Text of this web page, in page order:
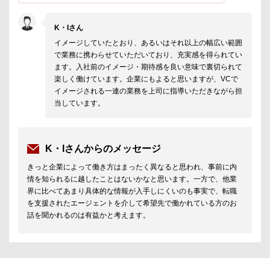
K・Iさん
イメージしていたとおり、あるいはそれ以上の幅広い範囲
で業務に携わらせていただいており、充実感を得られてい
ます。入社前のイメージ・期待感を良い意味で裏切られて
楽しく働けています。企業にもよると思いますが、VCで
イメージされる一連の業務を上司に指導いただきながら担
当しています。
K・Iさんからのメッセージ
きっと企業によって働き方はまったく異なると思われ、事前に内
情を知られるに越したことはないかなと思います。一方で、他業
界に比べてあまり具体的な情報が入手しにくいのも事実で、転職
を支援されたエージェントを介して希望先で働かれている方のお
話を聞かれるのは有益かと考えます。